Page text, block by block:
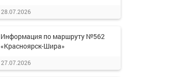
28.07.2026
Информация по маршруту №562
«Красноярск-Шира»
27.07.2026